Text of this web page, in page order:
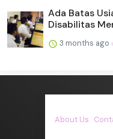
Ada Batas
Disabilitas
3 months ago
About Us